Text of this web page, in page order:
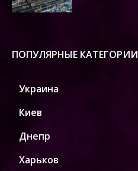
ПОПУЛЯРНЫЕ КАТЕГОРИИ
Украина
Киев
Днепр
Харьков